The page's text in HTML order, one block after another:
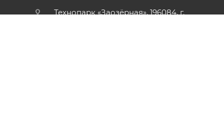
Технопарк «Заозёрная», 196084, г.